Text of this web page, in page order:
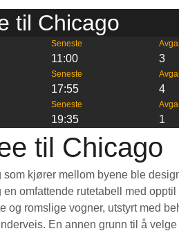
til Chicago
Seneste
11:00 3
Seneste
17:55 4
Seneste
19:35 1
til Chicago
kjører mellom byene ble
omfattende rutetabell med
romslige vogner, utstyrt med
En annen grunn til å